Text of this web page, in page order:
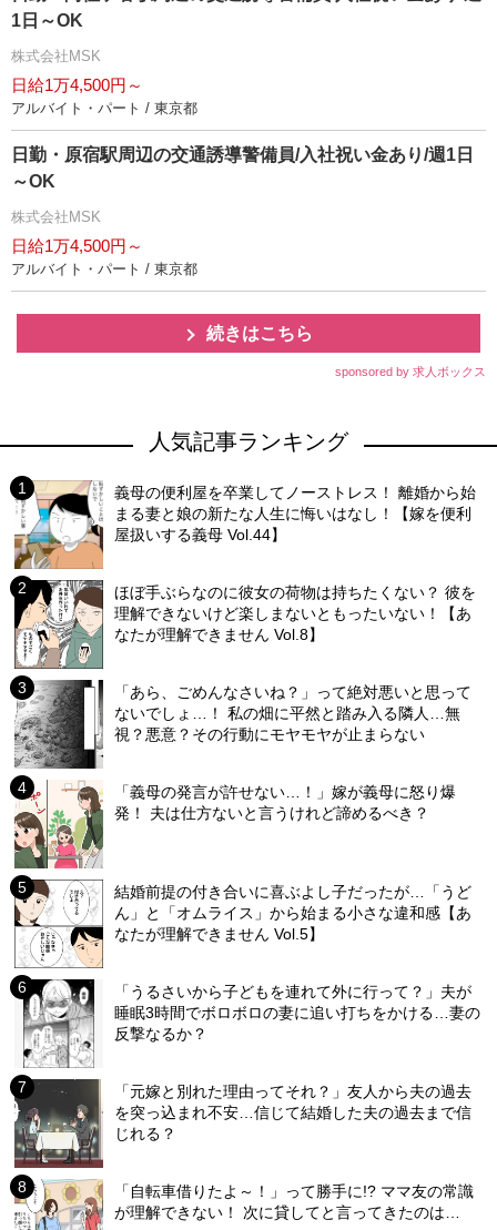
1日～OK
株式会社MSK
日給1万4,500円～
アルバイト・パート / 東京都
日勤・原宿駅周辺の交通誘導警備員/入社祝い金あり/週1日
～OK
株式会社MSK
日給1万4,500円～
アルバイト・パート / 東京都
続きはこちら
sponsored by 求人ボックス
人気記事ランキング
義母の便利屋を卒業してノーストレス！ 離婚から始
まる妻と娘の新たな人生に悔いはなし！【嫁を便利
屋扱いする義母 Vol.44】
ほぼ手ぶらなのに彼女の荷物は持ちたくない？ 彼を
理解できないけど楽しまないともったいない！【あ
なたが理解できません Vol.8】
「あら、ごめんなさいね？」って絶対悪いと思って
ないでしょ…！ 私の畑に平然と踏み入る隣人…無
視？悪意？その行動にモヤモヤが止まらない
「義母の発言が許せない…！」嫁が義母に怒り爆
発！ 夫は仕方ないと言うけれど諦めるべき？
結婚前提の付き合いに喜ぶよし子だったが…「うど
ん」と「オムライス」から始まる小さな違和感【あ
なたが理解できません Vol.5】
「うるさいから子どもを連れて外に行って？」夫が
睡眠3時間でボロボロの妻に追い打ちをかける…妻の
反撃なるか？
「元嫁と別れた理由ってそれ？」友人から夫の過去
を突っ込まれ不安…信じて結婚した夫の過去まで信
じれる？
「自転車借りたよ～！」って勝手に!? ママ友の常識
が理解できない！ 次に貸してと言ってきたのは…